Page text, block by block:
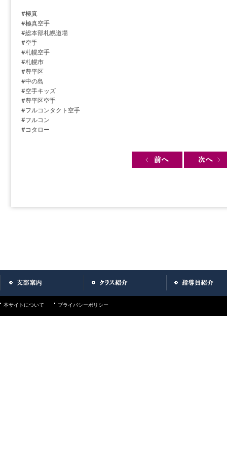
#極真
#極真空手
#総本部札幌道場
#空手
#札幌空手
#札幌市
#豊平区
#中の島
#空手キッズ
#豊平区空手
#フルコンタクト空手
#フルコン
#コタロー
本サイトについて プライバシーポリシー